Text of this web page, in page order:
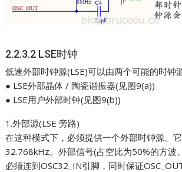
2.2.3.2 LSE时钟
低速外部时钟源(LSE)可以由两个可能的时钟
● LSE外部晶体 / 陶瓷谐振器(见图9(a))
● LSE用户外部时钟(见图9(b))
1.外部源(LSE 旁路)
在这种模式下，必须提供一个外部时钟源。
32.768kHz。外部信号(占空比为50%的方波
必须连到OSC32_IN引脚，同时保证